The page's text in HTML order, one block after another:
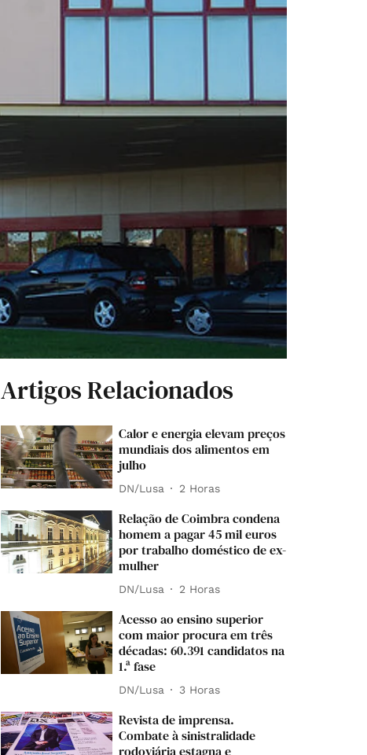
Artigos Relacionados
Calor e energia elevam preços
mundiais dos alimentos em
julho
DN/Lusa 2 Horas
Relação de Coimbra condena
homem a pagar 45 mil euros
por trabalho doméstico de ex-
mulher
DN/Lusa 2 Horas
Acesso ao ensino superior
com maior procura em três
décadas: 60.391 candidatos na
1.ª fase
DN/Lusa 3 Horas
Revista de imprensa.
Combate à sinistralidade
rodoviária estagna e